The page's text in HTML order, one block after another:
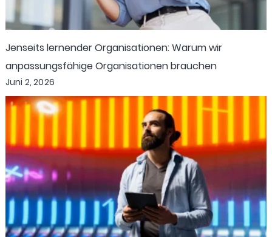
Jenseits lernender Organisationen: Warum wir
anpassungsfähige Organisationen brauchen
Juni 2, 2026